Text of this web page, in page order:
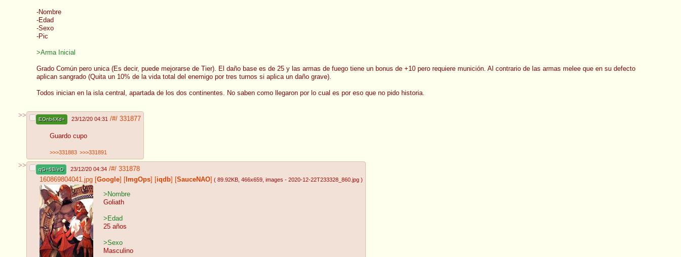
-Nombre
-Edad
-Sexo
-Pic
>Arma Inicial
Grado Común pero unica (Es decir, puede mejorarse de Tier). El daño base es de 25 y las armas de fuego tiene un bonus de +10 pero requiere munición. Al contrario de las armas melee que en su defecto
aplican sangrado (Quita un 10% de la vida total del enemigo por tres turnos si aplica un daño grave).
Todos inician en la isla central, apartada de los dos continentes. No saben como llegaron por lo cual es por eso que no pido historia.
>>
EOnb4Xd+ 23/12/20 04:31 /#/ 331877
Guardo cupo
>>>331883 >>>331891
>>
qG+6B/eO 23/12/20 04:34 /#/ 331878
160869804041.jpg Google ImgOps iqdb SauceNAO ( 89.92KB , 466x659 , images - 2020-12-22T233328_860.jpg )
>Nombre
Goliath
>Edad
25 años
>Sexo
Masculino